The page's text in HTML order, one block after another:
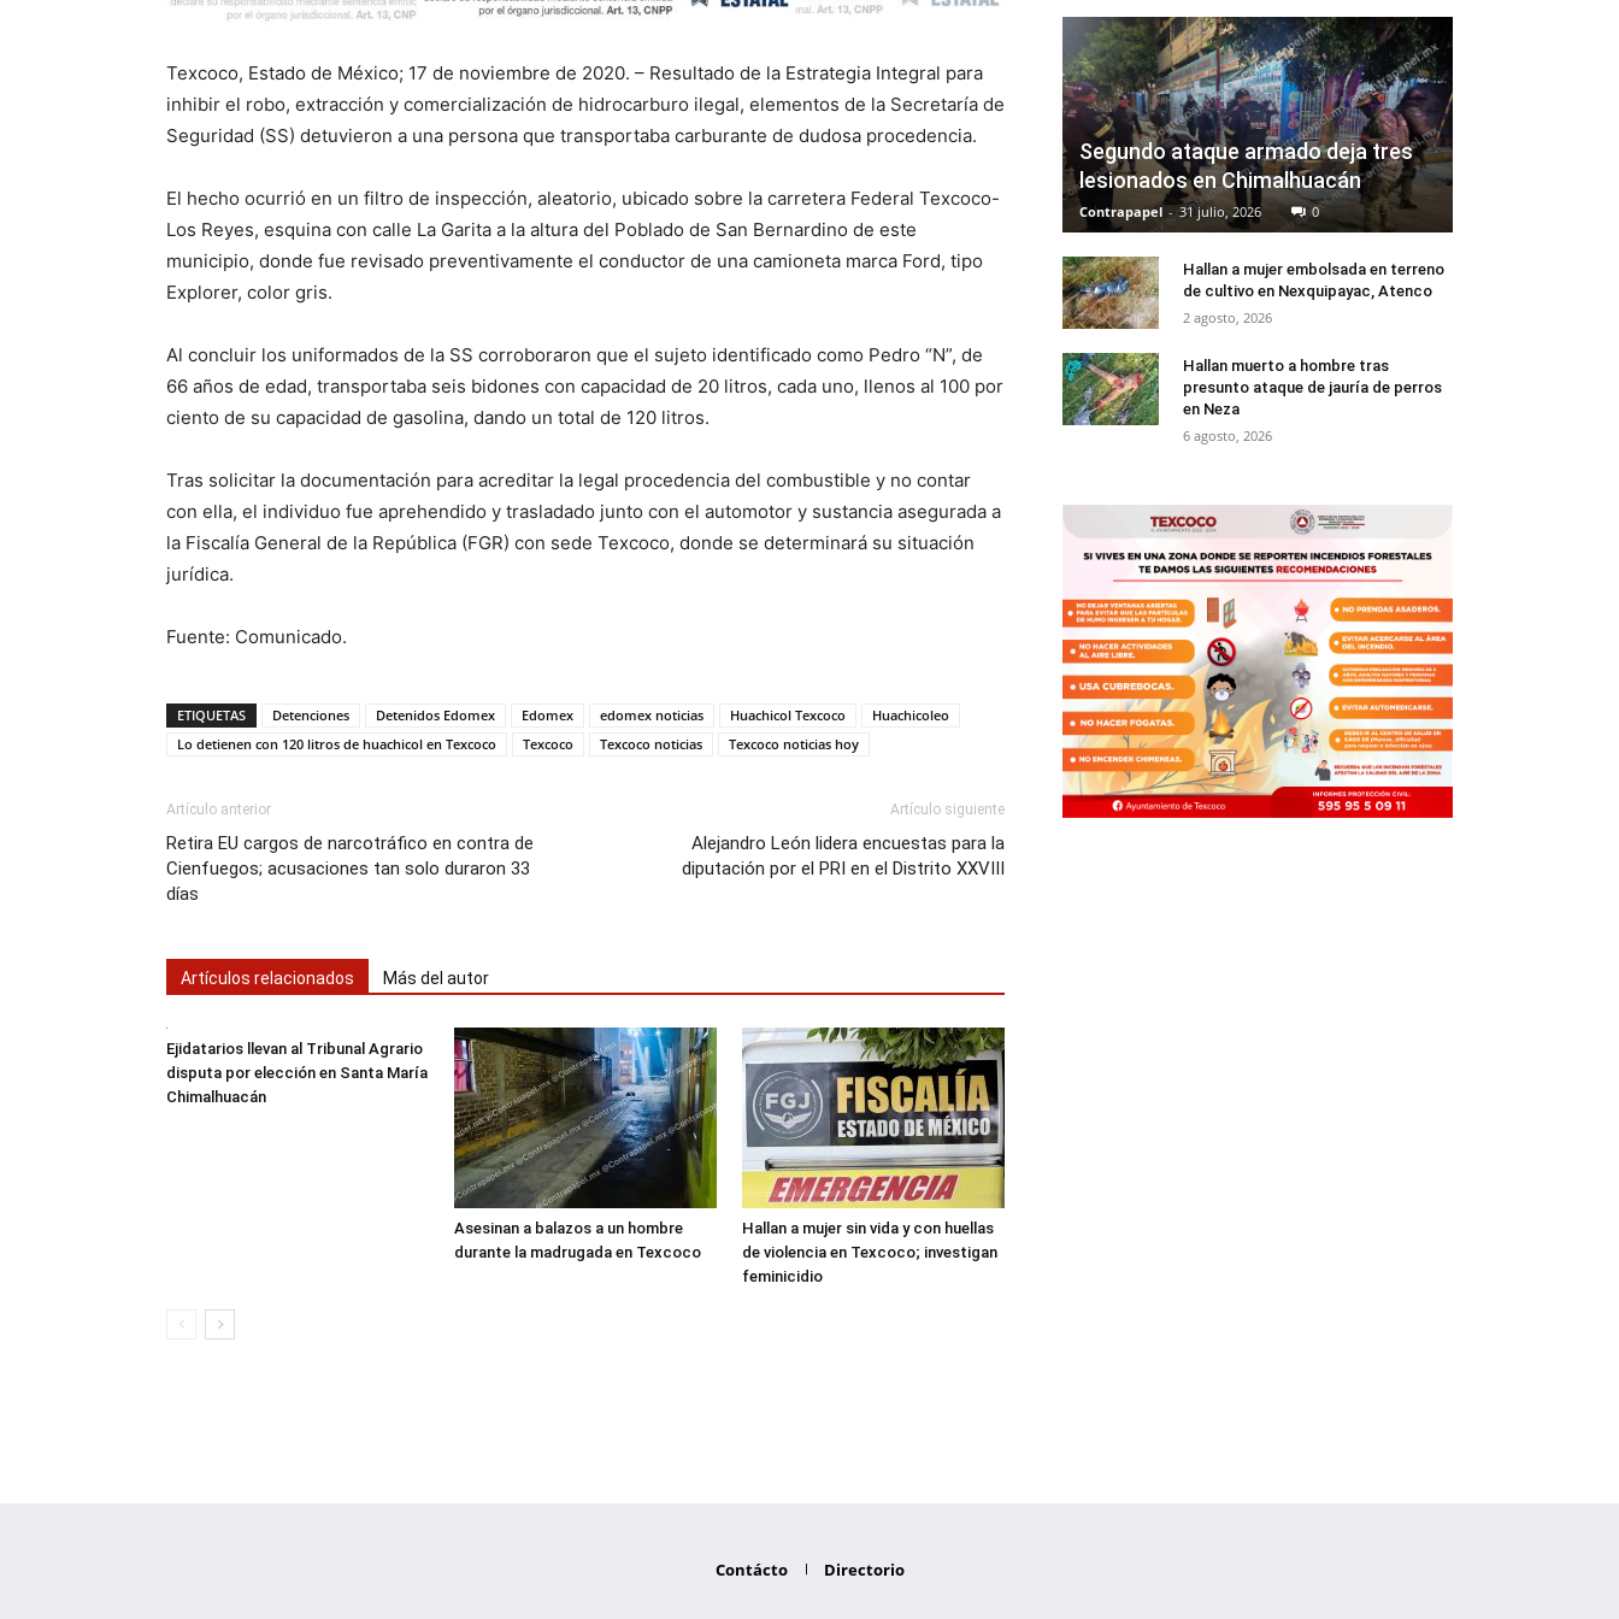
Texcoco, Estado de México; 17 de noviembre de 2020. – Resultado de la Estrategia Integral para
inhibir el robo, extracción y comercialización de hidrocarburo ilegal, elementos de la Secretaría de
Seguridad (SS) detuvieron a una persona que transportaba carburante de dudosa procedencia.
El hecho ocurrió en un filtro de inspección, aleatorio, ubicado sobre la carretera Federal Texcoco-
Los Reyes, esquina con calle La Garita a la altura del Poblado de San Bernardino de este
municipio, donde fue revisado preventivamente el conductor de una camioneta marca Ford, tipo
Explorer, color gris.
Al concluir los uniformados de la SS corroboraron que el sujeto identificado como Pedro “N”, de
66 años de edad, transportaba seis bidones con capacidad de 20 litros, cada uno, llenos al 100 por
ciento de su capacidad de gasolina, dando un total de 120 litros.
Tras solicitar la documentación para acreditar la legal procedencia del combustible y no contar
con ella, el individuo fue aprehendido y trasladado junto con el automotor y sustancia asegurada a
la Fiscalía General de la República (FGR) con sede Texcoco, donde se determinará su situación
jurídica.
Fuente: Comunicado.
ETIQUETAS Detenciones Detenidos Edomex Edomex edomex noticias Huachicol Texcoco
Huachicoleo
Lo detienen con 120 litros de huachicol en Texcoco
Texcoco Texcoco noticias Texcoco noticias hoy
Artículo anterior
Retira EU cargos de narcotráfico en contra de
Cienfuegos; acusaciones tan solo duraron 33
días
Artículo siguiente
Alejandro León lidera encuestas para la
diputación por el PRI en el Distrito XXVIII
Artículos relacionados Más del autor
Ejidatarios llevan al Tribunal Agrario
disputa por elección en Santa María
Chimalhuacán
Asesinan a balazos a un hombre
durante la madrugada en Texcoco
Hallan a mujer sin vida y con huellas
de violencia en Texcoco; investigan
feminicidio
Segundo ataque armado deja tres
lesionados en Chimalhuacán
Contrapapel - 31 julio, 2026 0
Hallan a mujer embolsada en terreno
de cultivo en Nexquipayac, Atenco
2 agosto, 2026
Hallan muerto a hombre tras
presunto ataque de jauría de perros
en Neza
6 agosto, 2026
Contácto Directorio